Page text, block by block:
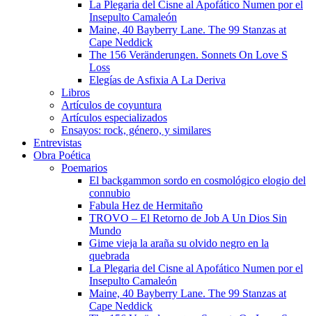
La Plegaria del Cisne al Apofático Numen por el
Insepulto Camaleón
Maine, 40 Bayberry Lane. The 99 Stanzas at
Cape Neddick
The 156 Veränderungen. Sonnets On Love S
Loss
Elegías de Asfixia A La Deriva
Libros
Artículos de coyuntura
Artículos especializados
Ensayos: rock, género, y similares
Entrevistas
Obra Poética
Poemarios
El backgammon sordo en cosmológico elogio del
connubio
Fabula Hez de Hermitaño
TROVO – El Retorno de Job A Un Dios Sin
Mundo
Gime vieja la araña su olvido negro en la
quebrada
La Plegaria del Cisne al Apofático Numen por el
Insepulto Camaleón
Maine, 40 Bayberry Lane. The 99 Stanzas at
Cape Neddick